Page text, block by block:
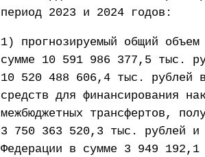
период 2023 и 2024 годов:
1) прогнозируемый общий
сумме 10 591 986 377,5 тыс.
10 520 488 606,4 тыс. рублей
средств для финансирования
межбюджетных трансфертов,
3 750 363 520,3 тыс. рублей и
Федерации в сумме 3 949